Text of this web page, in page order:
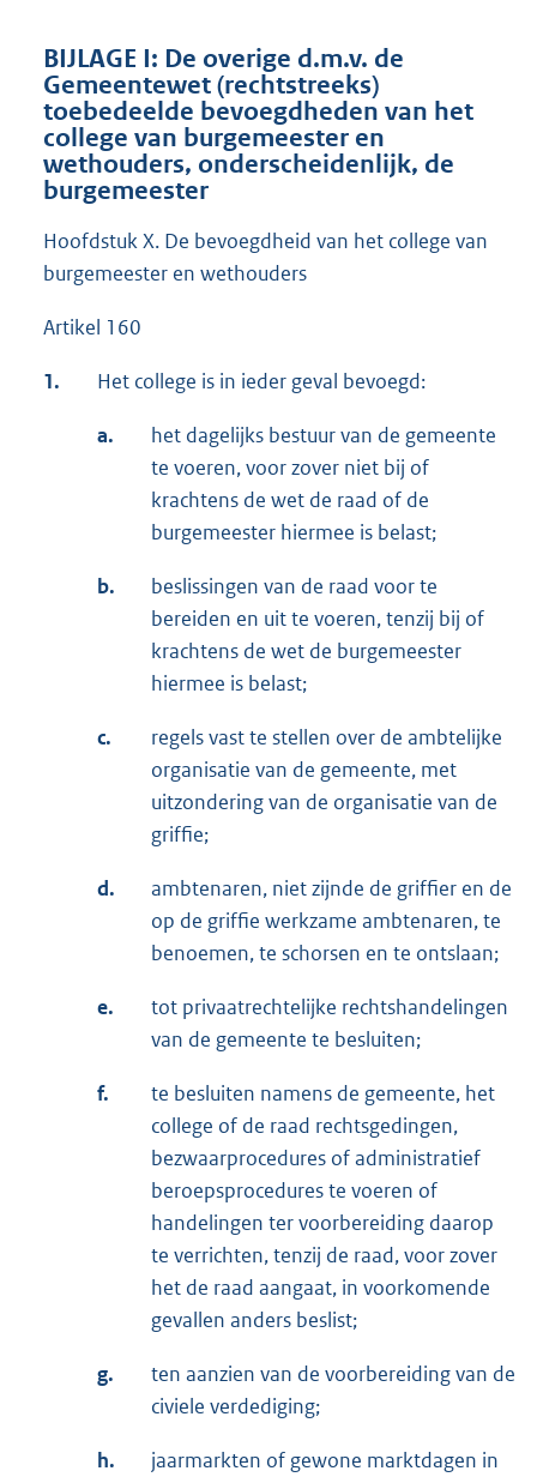
BIJLAGE I: De overige d.m.v. de
Gemeentewet (rechtstreeks)
toebedeelde bevoegdheden van het
college van burgemeester en
wethouders, onderscheidenlijk, de
burgemeester
Hoofdstuk X. De bevoegdheid van het college van
burgemeester en wethouders
Artikel 160
1. Het college is in ieder geval bevoegd:
a.
het dagelijks bestuur van de gemeente
te voeren, voor zover niet bij of
krachtens de wet de raad of de
burgemeester hiermee is belast;
b.
beslissingen van de raad voor te
bereiden en uit te voeren, tenzij bij of
krachtens de wet de burgemeester
hiermee is belast;
c.
regels vast te stellen over de ambtelijke
organisatie van de gemeente, met
uitzondering van de organisatie van de
griffie;
d.
ambtenaren, niet zijnde de griffier en de
op de griffie werkzame ambtenaren, te
benoemen, te schorsen en te ontslaan;
e.
tot privaatrechtelijke rechtshandelingen
van de gemeente te besluiten;
f.
te besluiten namens de gemeente, het
college of de raad rechtsgedingen,
bezwaarprocedures of administratief
beroepsprocedures te voeren of
handelingen ter voorbereiding daarop
te verrichten, tenzij de raad, voor zover
het de raad aangaat, in voorkomende
gevallen anders beslist;
g.
ten aanzien van de voorbereiding van de
civiele verdediging;
h. jaarmarkten of gewone marktdagen in